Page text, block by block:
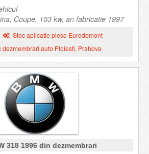
Coupe, 103 kw, an fabricatie 1997
Stoc aplicatie piese Eurodemont
dezmembrari auto Ploiesti, Prahova
318 1996 din dezmembrari